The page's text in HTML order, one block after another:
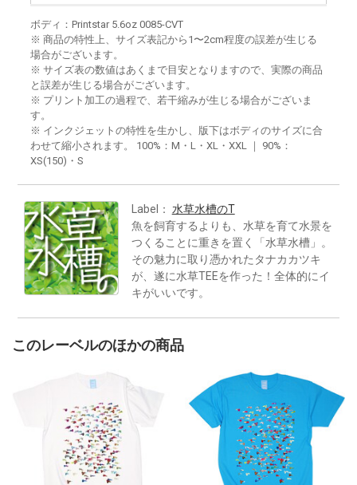
ボディ：Printstar 5.6oz 0085-CVT
※ 商品の特性上、サイズ表記から1〜2cm程度の誤差が生じる
場合がございます。
※ サイズ表の数値はあくまで目安となりますので、実際の商品
と誤差が生じる場合がございます。
※ プリント加工の過程で、若干縮みが生じる場合がございま
す。
※ インクジェットの特性を生かし、版下はボディのサイズに合
わせて縮小されます。 100%：M・L・XL・XXL ｜ 90%：
XS(150)・S
Label： 水草水槽のT
魚を飼育するよりも、水草を育て水景を
つくることに重きを置く「水草水槽」。
その魅力に取り憑かれたタナカカツキ
が、遂に水草TEEを作った！全体的にイ
キがいいです。
このレーベルのほかの商品